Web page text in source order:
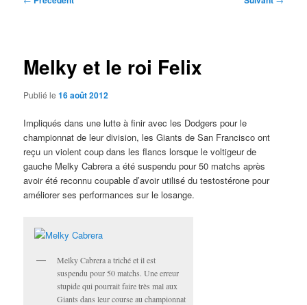
Melky et le roi Felix
Publié le16 août 2012
Impliqués dans une lutte à finir avec les Dodgers pour le
championnat de leur division, les Giants de San Francisco ont
reçu un violent coup dans les flancs lorsque le voltigeur de
gauche Melky Cabrera a été suspendu pour 50 matchs après
avoir été reconnu coupable d’avoir utilisé du testostérone pour
améliorer ses performances sur le losange.
Melky Cabrera a triché et il est
suspendu pour 50 matchs. Une erreur
stupide qui pourrait faire très mal aux
Giants dans leur course au championnat